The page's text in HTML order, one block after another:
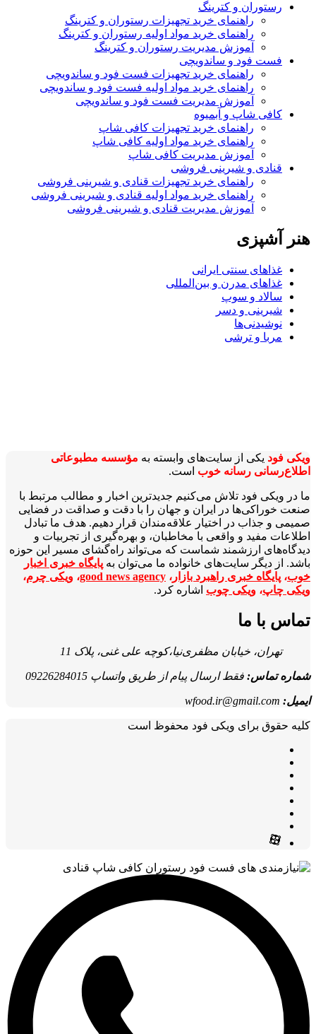
رستوران و کترینگ
راهنمای خرید تجهیزات رستوران و کترینگ
راهنمای خرید مواد اولیه رستوران و کترینگ
آموزش مدیریت رستوران و کترینگ
فست فود و ساندویچی
راهنمای خرید تجهیزات فست فود و ساندویچی
راهنمای خرید مواد اولیه فست فود و ساندویچی
آموزش مدیریت فست فود و ساندویچی
کافی شاپ و آبمیوه
راهنمای خرید تجهیزات کافی شاپ
راهنمای خرید مواد اولیه کافی‌ شاپ‌
آموزش مدیریت کافی شاپ
قنادی و شیرینی فروشی
راهنمای خرید تجهیزات قنادی و شیرینی فروشی
راهنمای خرید مواد اولیه قنادی و شیرینی فروشی
آموزش مدیریت قنادی و شیرینی فروشی
هنر آشپزی
غذاهای سنتی ایرانی
غذاهای مدرن و بین‌المللی
سالاد و سوپ
شیرینی و دسر
نوشیدنی‌ها
مربا و ترشی
ویکی‌ فود یکی از سایت‌های وابسته به مؤسسه مطبوعاتی
اطلاع‌رسانی رسانه خوب است.
ما در ویکی‌ فود تلاش می‌کنیم جدیدترین اخبار و مطالب مرتبط با
صنعت خوراکی‌ها در ایران و جهان را با دقت و صداقت در فضایی
صمیمی و جذاب در اختیار علاقه‌مندان قرار دهیم. هدف ما تبادل
اطلاعات مفید و واقعی با مخاطبان، و بهره‌گیری از تجربیات و
دیدگاه‌های ارزشمند شماست که می‌تواند راه‌گشای مسیر این حوزه
باشد. از دیگر سایت‌های خانواده ما می‌توان به پایگاه خبری اخبار
خوب، پایگاه خبری راهبرد بازار ، good news agency، ویکی چرم،
ویکی چاپ، ویکی چوب اشاره کرد.
تماس با ما
تهران، خیابان مظفری‌نیا،کوچه علی غنی، پلاک 11
شماره تماس: فقط ارسال پیام از طریق واتساپ 09226284015
ایمیل: wfood.ir@gmail.com
کلیه حقوق برای ویکی فود محفوظ است